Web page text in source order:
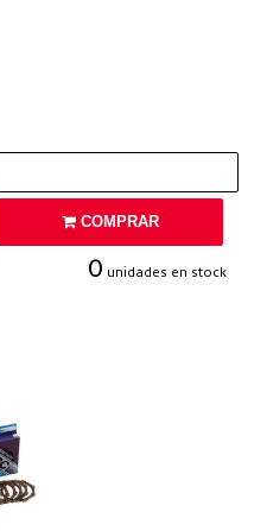
COMPRAR
0 unidades en stock